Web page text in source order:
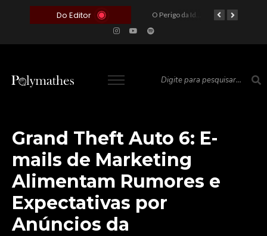
Do Editor
O Voto como Moeda: Clientelismo e o Analfabetismo Funcional Político no Brasil O Perigo da Ideologia Desenfreada na Justiça: Quando a Pauta Política Substitui a Pena Criminal
Grand Theft Auto 6: E-
mails de Marketing
Alimentam Rumores e
Expectativas por
Anúncios da